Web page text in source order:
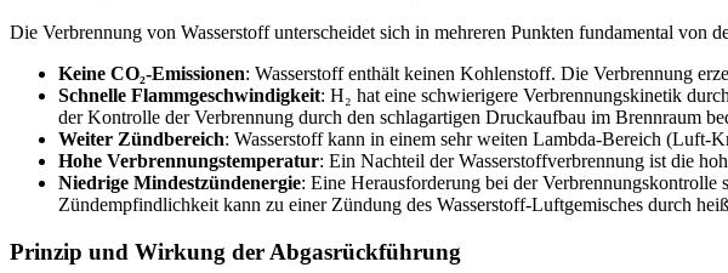
Die Verbrennung von Wasserstoff unterscheidet sich in mehreren Punkten fundamental von
Keine CO₂-Emissionen: Wasserstoff enthält keinen Kohlenstoff. Die Verbrennung
Schnelle Flammgeschwindigkeit: H₂ hat eine schwierigere Verbrennungskinetik
der Kontrolle der Verbrennung durch den schlagartigen Druckaufbau im Brennraum
Weiter Zündbereich: Wasserstoff kann in einem sehr weiten Lambda-Bereich (Luft-
Hohe Verbrennungstemperatur: Ein Nachteil der Wasserstoffverbrennung ist die
Niedrige Mindestzündenergie: Eine Herausforderung bei der
Zündempfindlichkeit kann zu einer Zündung des Wasserstoff-Luftgemisches durch
Prinzip und Wirkung der Abgasrückführung